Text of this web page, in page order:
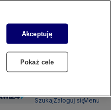
SzukajZaloguj sięMenu
Akceptuję
Pokaż cele